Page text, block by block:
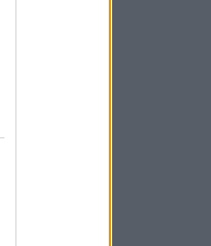
Sanna